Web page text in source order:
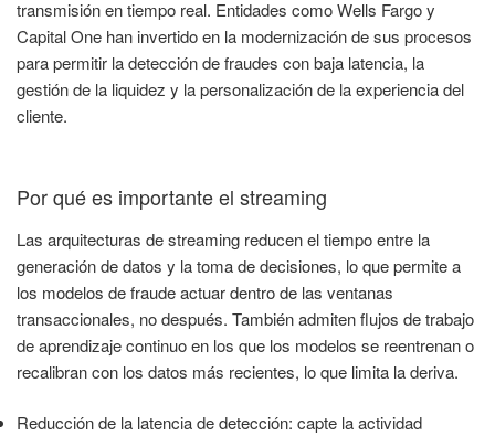
transmisión en tiempo real. Entidades como Wells Fargo y
Capital One han invertido en la modernización de sus procesos
para permitir la detección de fraudes con baja latencia, la
gestión de la liquidez y la personalización de la experiencia del
cliente.
Por qué es importante el streaming
Las arquitecturas de streaming reducen el tiempo entre la
generación de datos y la toma de decisiones, lo que permite a
los modelos de fraude actuar dentro de las ventanas
transaccionales, no después. También admiten flujos de trabajo
de aprendizaje continuo en los que los modelos se reentrenan o
recalibran con los datos más recientes, lo que limita la deriva.
Reducción de la latencia de detección: capte la actividad